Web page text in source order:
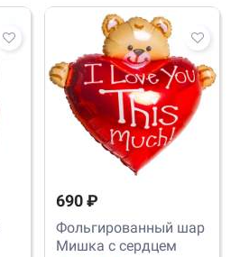
690 ₽
Фольгированный шар
Мишка с сердцем